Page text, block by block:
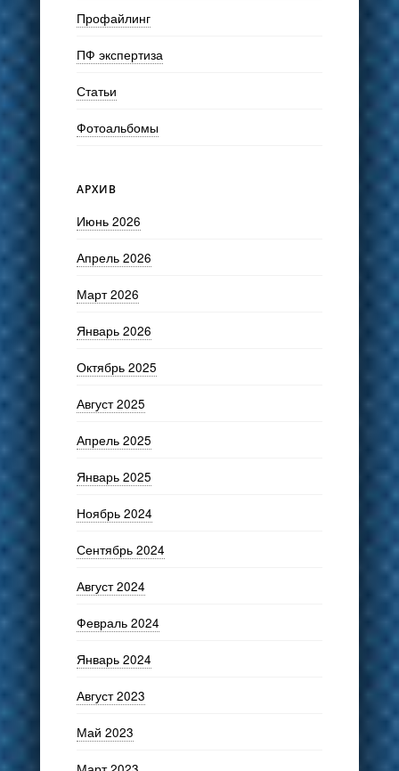
Профайлинг
ПФ экспертиза
Статьи
Фотоальбомы
АРХИВ
Июнь 2026
Апрель 2026
Март 2026
Январь 2026
Октябрь 2025
Август 2025
Апрель 2025
Январь 2025
Ноябрь 2024
Сентябрь 2024
Август 2024
Февраль 2024
Январь 2024
Август 2023
Май 2023